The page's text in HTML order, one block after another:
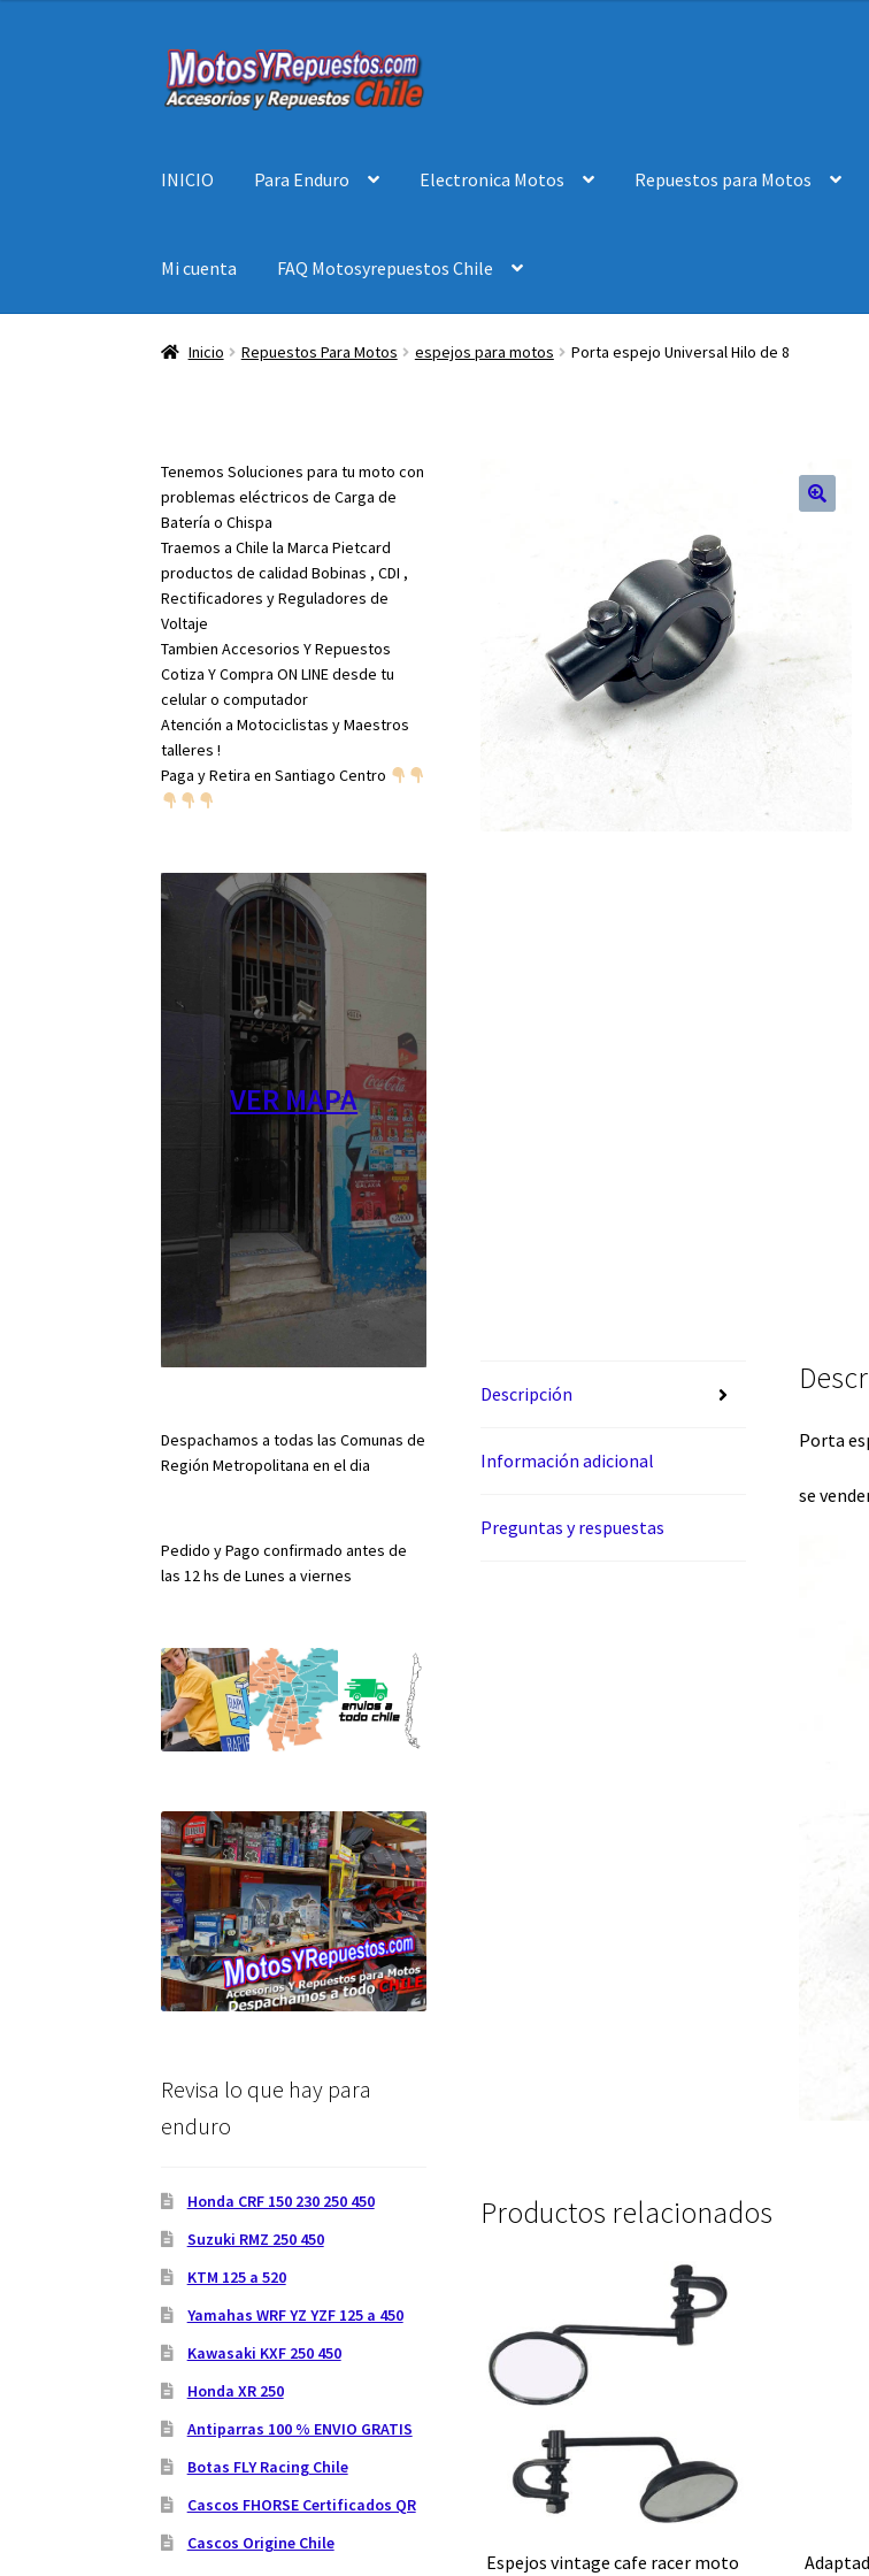
Ir
a
Ir
al
INICIO Para Enduro Electronica Motos Repuestos para Motos
Mi cuenta FAQ Motosyrepuestos Chile
Inicio Repuestos Para Motos espejos para motos Porta espejo Universal Hilo de 8
Descripción
Información adicional
Preguntas y respuestas
Porta
se
Productos relacionados
Espejos vintage cafe racer moto
Tenemos Soluciones para tu moto con
problemas eléctricos de Carga de
Batería o Chispa
Traemos a Chile la Marca Pietcard
productos de calidad Bobinas , CDI ,
Rectificadores y Reguladores de
Voltaje
Tambien Accesorios Y Repuestos
Cotiza Y Compra ON LINE desde tu
celular o computador
Atención a Motociclistas y Maestros
talleres !
Paga y Retira en Santiago Centro
VER MAPA
Despachamos a todas las Comunas de
Región Metropolitana en el dia
Pedido y Pago confirmado antes de
las 12 hs de Lunes a viernes
Revisa lo que hay para
enduro
Honda CRF 150 230 250 450
Suzuki RMZ 250 450
KTM 125 a 520
Yamahas WRF YZ YZF 125 a 450
Kawasaki KXF 250 450
Honda XR 250
Antiparras 100 % ENVIO GRATIS
Botas FLY Racing Chile
Cascos FHORSE Certificados QR
Cascos Origine Chile